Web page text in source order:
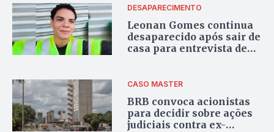
DESAPARECIMENTO
Leonan Gomes continua
desaparecido após sair de
casa para entrevista de
CASO MASTER
BRB convoca acionistas
para decidir sobre ações
judiciais contra ex-